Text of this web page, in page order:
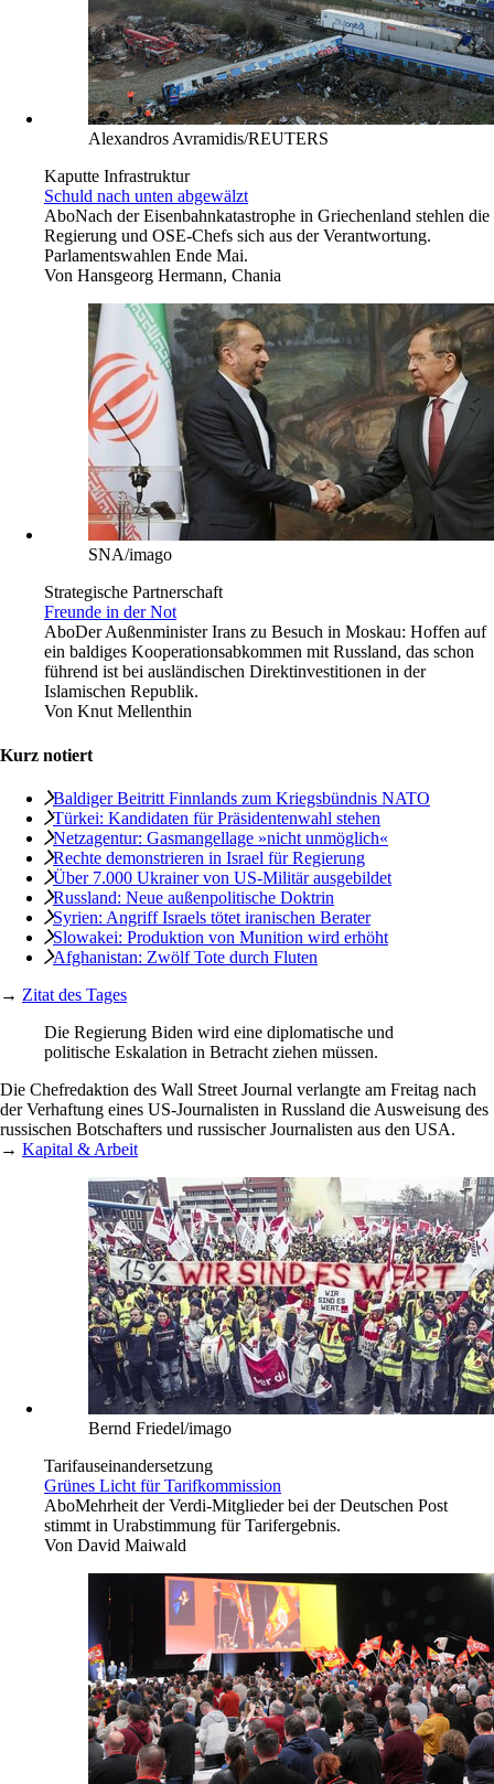
Alexandros Avramidis/REUTERS
Kaputte Infrastruktur
Schuld nach unten abgewälzt
AboNach der Eisenbahnkatastrophe in Griechenland stehlen die
Regierung und OSE-Chefs sich aus der Verantwortung.
Parlamentswahlen Ende Mai.
Von Hansgeorg Hermann, Chania
SNA/imago
Strategische Partnerschaft
Freunde in der Not
AboDer Außenminister Irans zu Besuch in Moskau: Hoffen auf
ein baldiges Kooperationsabkommen mit Russland, das schon
führend ist bei ausländischen Direktinvestitionen in der
Islamischen Republik.
Von Knut Mellenthin
Kurz notiert
Baldiger Beitritt Finnlands zum Kriegsbündnis NATO
Türkei: Kandidaten für Präsidentenwahl stehen
Netzagentur: Gasmangellage »nicht unmöglich«
Rechte demonstrieren in Israel für Regierung
Über 7.000 Ukrainer von US-Militär ausgebildet
Russland: Neue außenpolitische Doktrin
Syrien: Angriff Israels tötet iranischen Berater
Slowakei: Produktion von Munition wird erhöht
Afghanistan: Zwölf Tote durch Fluten
→ Zitat des Tages
Die Regierung Biden wird eine diplomatische und
politische Eskalation in Betracht ziehen müssen.
Die Chefredaktion des Wall Street Journal verlangte am Freitag nach
der Verhaftung eines US-Journalisten in Russland die Ausweisung des
russischen Botschafters und russischer Journalisten aus den USA.
→ Kapital & Arbeit
Bernd Friedel/imago
Tarifauseinandersetzung
Grünes Licht für Tarifkommission
AboMehrheit der Verdi-Mitglieder bei der Deutschen Post
stimmt in Urabstimmung für Tarifergebnis.
Von David Maiwald